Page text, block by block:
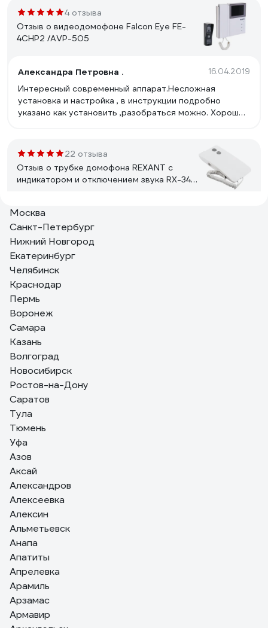
4 отзыва
Отзыв о видеодомофоне Falcon Eye FE-
4CHP2 /AVP-505
Александра Петровна . 16.04.2019
Интересный современный аппарат.Несложная
установка и настройка , в инструкции подробно
указано как установить ,разобраться можно. Хорошее
-слышен на весь подъезд и звонок и разговор .
22 отзыва
Отзыв о трубке домофона REXANT с
индикатором и отключением звука RX-346
Илья Токмаков
Все работает.
Отзыв о видеозвонке Elektrostandard
Умный дом 76106/00 черный a069488
Костя
Картинка хорошая, днём и ночью видно чётко.
Подключается к Minimir Home, через приложение
можно посмотреть, кто у двери, даже если
находишься не дома. Есть датчик движения - пишет,
контроля. Монтаж простой, внешний вид стильный -
чёрный корпус смотрится аккуратно. В целом,
надёжный вариант за свои деньги.
Москва
Санкт-Петербург
Нижний Новгород
Екатеринбург
Челябинск
Краснодар
Пермь
Воронеж
Самара
Казань
Волгоград
Новосибирск
Ростов-на-Дону
Саратов
Тула
Тюмень
Уфа
Азов
Аксай
Александров
Алексеевка
Алексин
Альметьевск
Анапа
Апатиты
Апрелевка
Арамиль
Арзамас
Армавир